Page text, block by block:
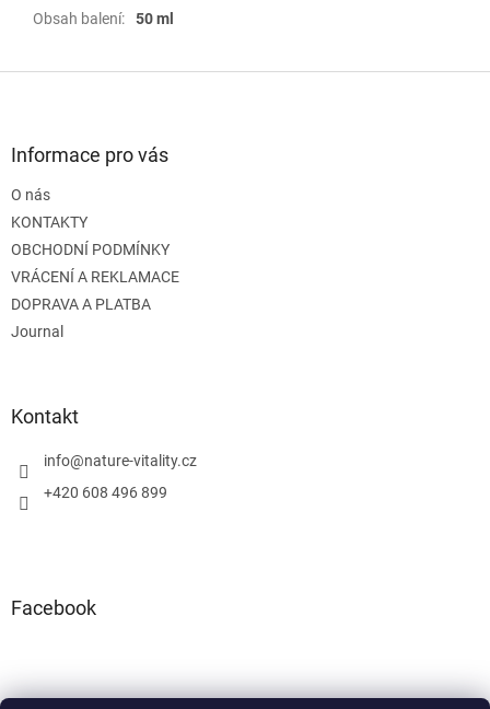
Obsah balení: 50 ml
Informace pro vás
O nás
KONTAKTY
OBCHODNÍ PODMÍNKY
VRÁCENÍ A REKLAMACE
DOPRAVA A PLATBA
Journal
Kontakt
info@nature-vitality.cz
+420 608 496 899
Facebook